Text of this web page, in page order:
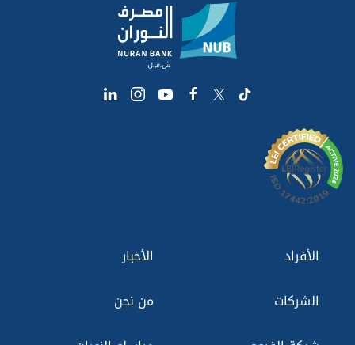
الأفراد
الأخبار
الشركات
من نحن